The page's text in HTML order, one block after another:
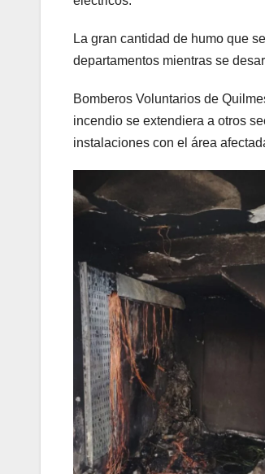
La gran cantidad de humo que
departamentos mientras se
Bomberos Voluntarios de
incendio se extendiera a otros
instalaciones con el área